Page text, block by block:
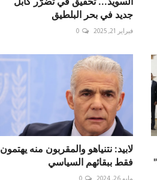
جديد في بحر البلطيق
فبراير 21, 2025 0
لابيد: نتنياهو والمقربون منه يهتمون
فقط ببقائهم السياسي